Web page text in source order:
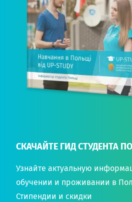
СКАЧАЙТЕ ГИД СТУДЕНТА
Узнайте актуальную
обучении и проживании в
Стипендии и скидки